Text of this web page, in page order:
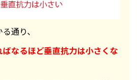
通り、
なるほど垂直抗力は小さくな